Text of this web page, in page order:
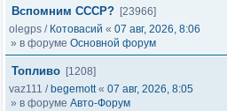
Вспомним СССР? [23966]
olegps / Котовасий « 07 авг, 2026, 8:06
» в форуме Основной форум
Топливо [1208]
vaz111 / begemott« 07 авг, 2026, 8:05
» в форуме Авто-Форум